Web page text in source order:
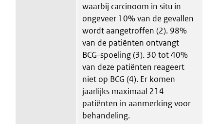
waarbij carcinoom in situ in
ongeveer 10% van de gevallen
wordt aangetroffen (2). 98%
van de patiënten ontvangt
BCG-spoeling (3). 30 tot 40%
van deze patiënten reageert
niet op BCG (4). Er komen
jaarlijks maximaal 214
patiënten in aanmerking voor
behandeling.